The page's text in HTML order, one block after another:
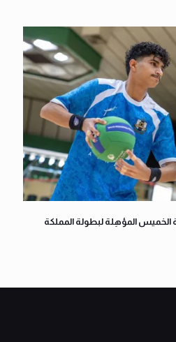
الخميس المؤهِلة لبطولة المملكة